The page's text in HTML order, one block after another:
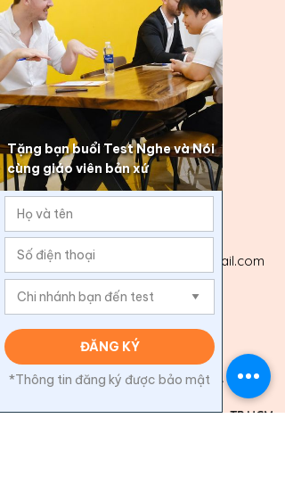
Tiếng Anh Nghe-Nói
Tel:028.3927.0388
Hotline:0906.680.616
Email:tienganhnghenoi2013@gmail.com
Website:tienganhnghenoi.vn
Hình thức thanh toán
CN1: 468/20 Nguyễn Tri Phương, P. Vườn
CN2: 128 Điện Biên Phủ, P. Gia Định, TP.HCM